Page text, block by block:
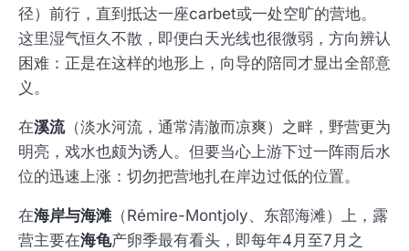
径）前行，直到抵达一座carbet或一处空旷的营地。
这里湿气恒久不散，即便白天光线也很微弱，方向辨认
困难：正是在这样的地形上，向导的陪同才显出全部意
义。
在溪流（淡水河流，通常清澈而凉爽）之畔，野营更为
明亮，戏水也颇为诱人。但要当心上游下过一阵雨后水
位的迅速上涨：切勿把营地扎在岸边过低的位置。
在海岸与海滩 （Rémire-Montjoly、东部海滩）上，露
营主要在海龟产卵季最有看头，即每年4月至7月之